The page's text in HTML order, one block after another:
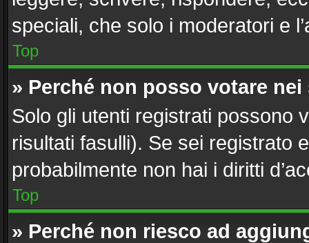
speciali, che solo i moderatori e
Top
» Perché non posso votare
Solo gli utenti registrati possono
risultati fasulli). Se sei registrato
probabilmente non hai i diritti
Top
» Perché non riesco ad